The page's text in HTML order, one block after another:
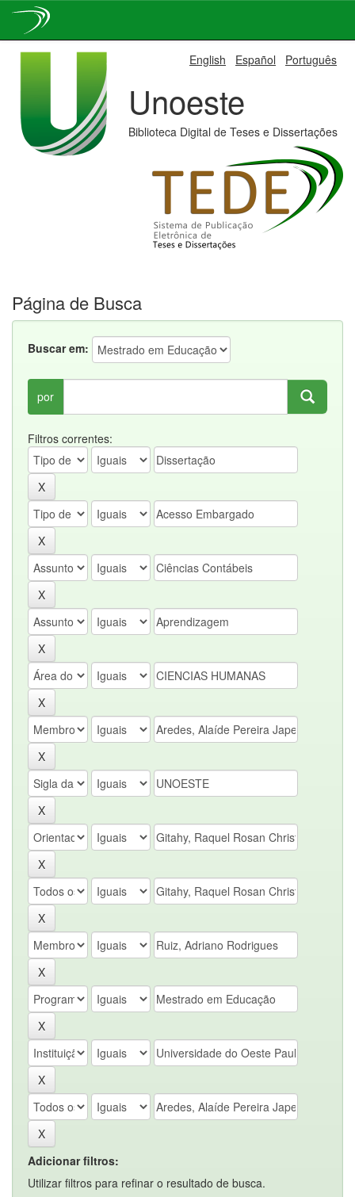
English Español Português
Unoeste
Biblioteca Digital de Teses e Dissertações
Página de Busca
Buscar em:
por
Filtros correntes:
Adicionar filtros:
Utilizar filtros para refinar o resultado de busca.